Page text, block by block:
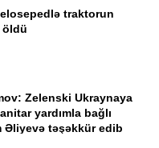
traktorun
öldü
Zelenski Ukraynaya
yardımla bağlı
Əliyevə təşəkkür edib